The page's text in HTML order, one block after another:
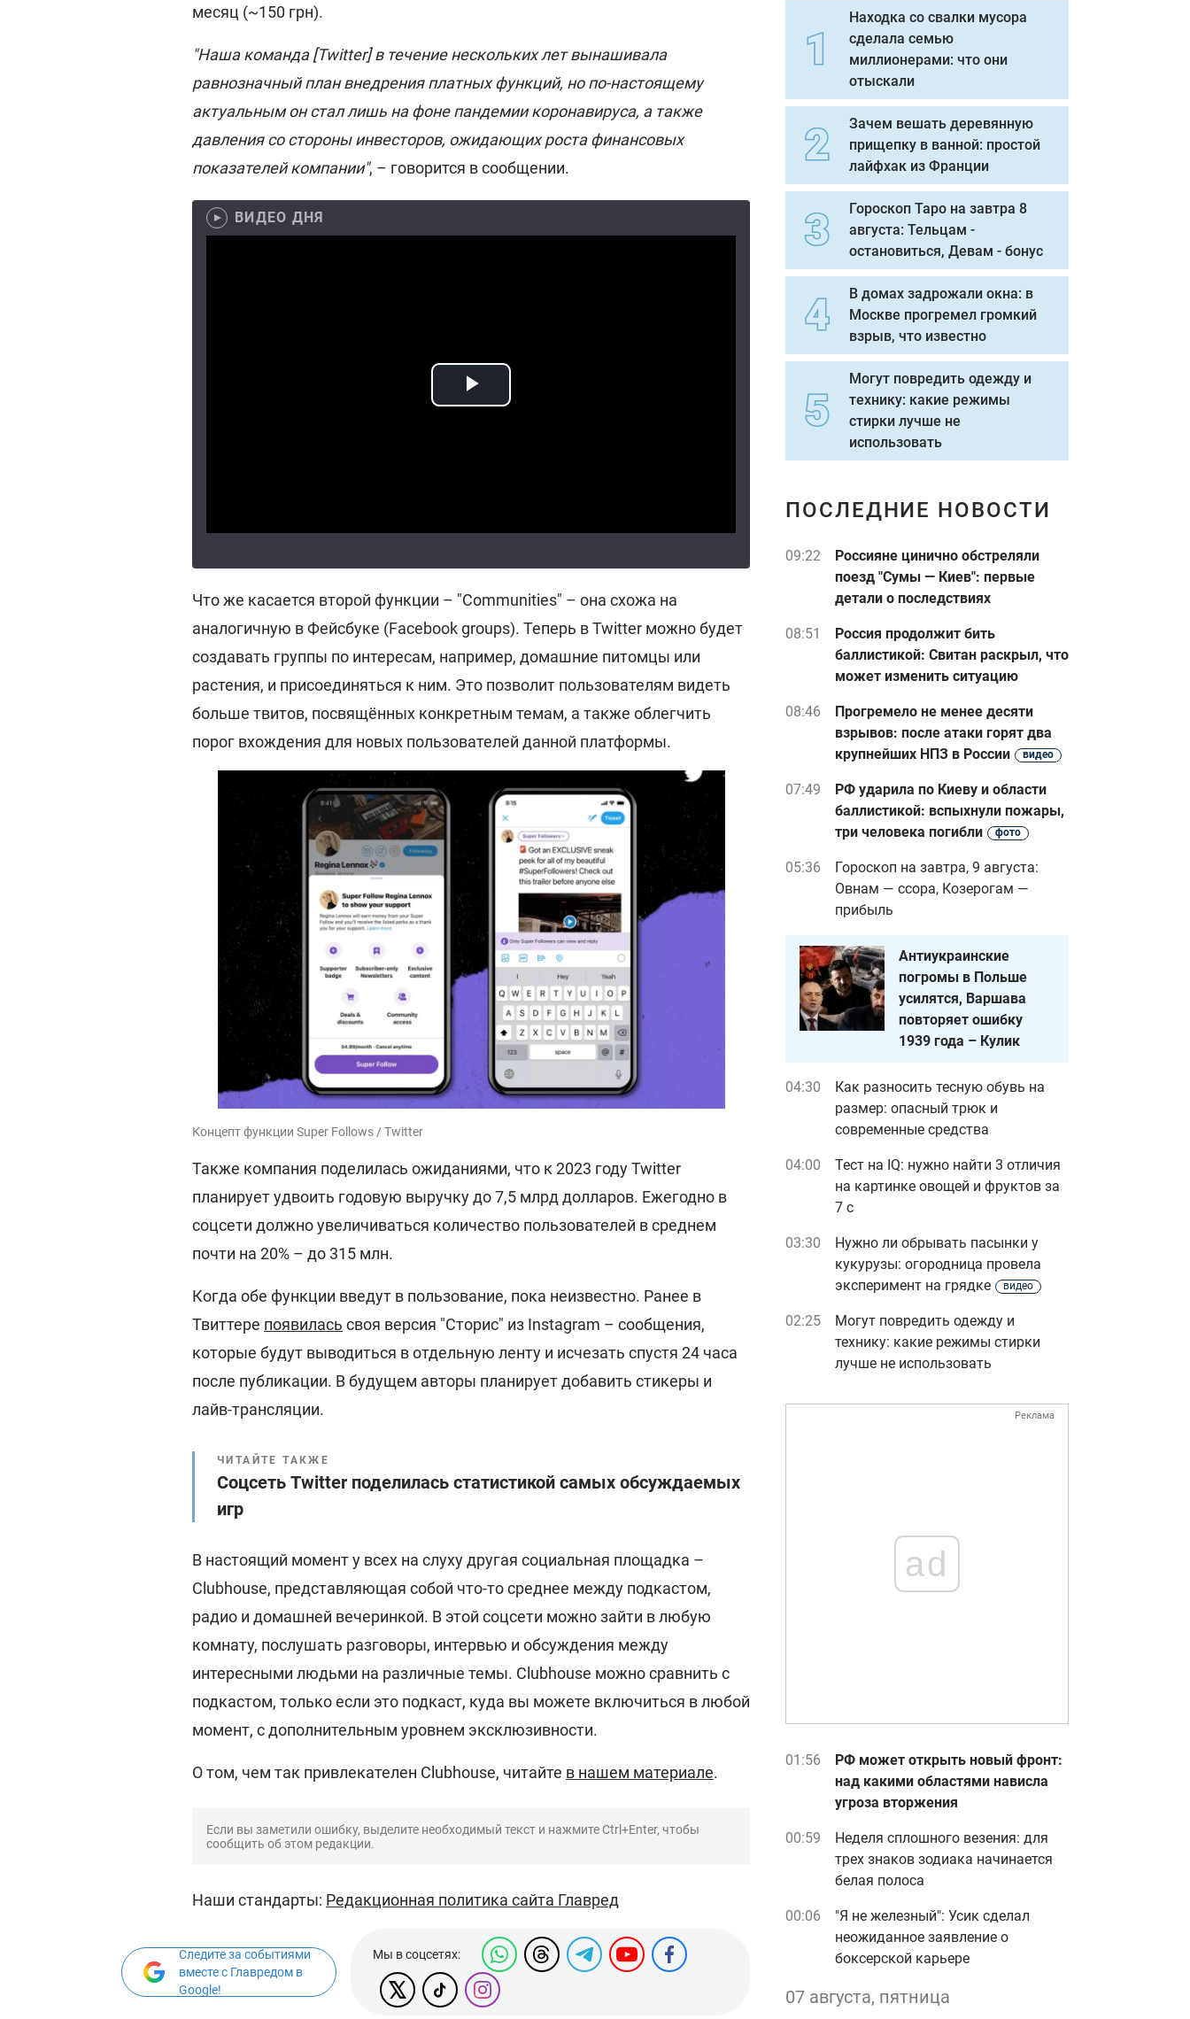
месяц (~150 грн).
"Наша команда [Twitter] в течение нескольких лет вынашивала
равнозначный план внедрения платных функций, но по-настоящему
актуальным он стал лишь на фоне пандемии коронавируса, а также
давления со стороны инвесторов, ожидающих роста финансовых
показателей компании", – говорится в сообщении.
ВИДЕО ДНЯ
Что же касается второй функции – "Communities" – она схожа на
аналогичную в Фейсбуке (Facebook groups). Теперь в Twitter можно будет
создавать группы по интересам, например, домашние питомцы или
растения, и присоединяться к ним. Это позволит пользователям видеть
больше твитов, посвящённых конкретным темам, а также облегчить
порог вхождения для новых пользователей данной платформы.
Концепт функции Super Follows / Twitter
Также компания поделилась ожиданиями, что к 2023 году Twitter
планирует удвоить годовую выручку до 7,5 млрд долларов. Ежегодно в
соцсети должно увеличиваться количество пользователей в среднем
почти на 20% – до 315 млн.
Когда обе функции введут в пользование, пока неизвестно. Ранее в
Твиттере появилась своя версия "Сторис" из Instagram – сообщения,
которые будут выводиться в отдельную ленту и исчезать спустя 24 часа
после публикации. В будущем авторы планирует добавить стикеры и
лайв-трансляции.
ЧИТАЙТЕ ТАКЖЕ
Соцсеть Twitter поделилась статистикой самых обсуждаемых
игр
В настоящий момент у всех на слуху другая социальная площадка –
Clubhouse, представляющая собой что-то среднее между подкастом,
радио и домашней вечеринкой. В этой соцсети можно зайти в любую
комнату, послушать разговоры, интервью и обсуждения между
интересными людьми на различные темы. Clubhouse можно сравнить с
подкастом, только если это подкаст, куда вы можете включиться в любой
момент, с дополнительным уровнем эксклюзивности.
О том, чем так привлекателен Clubhouse, читайте в нашем материале.
Если вы заметили ошибку, выделите необходимый текст и нажмите Ctrl+Enter, чтобы
сообщить об этом редакции.
Наши стандарты: Редакционная политика сайта Главред
Следите за событиями
вместе с Главредом в
Google!
Мы в соцсетях:
Находка со свалки мусора
сделала семью
миллионерами: что они
отыскали
Зачем вешать деревянную
прищепку в ванной: простой
лайфхак из Франции
Гороскоп Таро на завтра 8
августа: Тельцам -
остановиться, Девам - бонус
В домах задрожали окна: в
Москве прогремел громкий
взрыв, что известно
Могут повредить одежду и
технику: какие режимы
стирки лучше не
использовать
ПОСЛЕДНИЕ НОВОСТИ
09:22
Россияне цинично обстреляли
поезд "Сумы — Киев": первые
детали о последствиях
08:51
Россия продолжит бить
баллистикой: Свитан раскрыл, что
может изменить ситуацию
08:46
Прогремело не менее десяти
взрывов: после атаки горят два
крупнейших НПЗ в России
видео
07:49
РФ ударила по Киеву и области
баллистикой: вспыхнули пожары,
три человека погибли
фото
05:36
Гороскоп на завтра, 9 августа:
Овнам — ссора, Козерогам —
прибыль
Антиукраинские
погромы в Польше
усилятся, Варшава
повторяет ошибку
1939 года – Кулик
04:30
Как разносить тесную обувь на
размер: опасный трюк и
современные средства
04:00
Тест на IQ: нужно найти 3 отличия
на картинке овощей и фруктов за
7 с
03:30
Нужно ли обрывать пасынки у
кукурузы: огородница провела
эксперимент на грядке
видео
02:25
Могут повредить одежду и
технику: какие режимы стирки
лучше не использовать
Реклама
ad
01:56
РФ может открыть новый фронт:
над какими областями нависла
угроза вторжения
00:59
Неделя сплошного везения: для
трех знаков зодиака начинается
белая полоса
00:06
"Я не железный": Усик сделал
неожиданное заявление о
боксерской карьере
07 августа, пятница